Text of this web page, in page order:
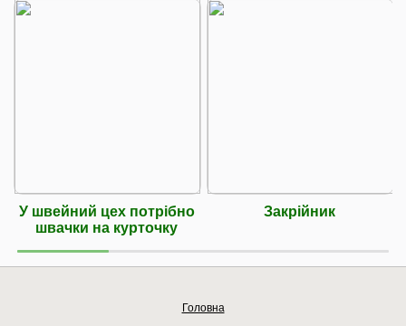
У швейний цех потрібно
швачки на курточку
Закрійник
Головна